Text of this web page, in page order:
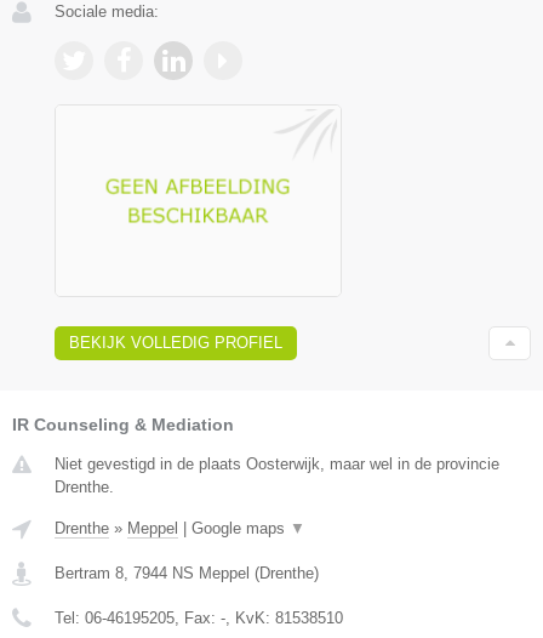
Sociale media:
BEKIJK VOLLEDIG PROFIEL
IR Counseling & Mediation
Niet gevestigd in de plaats Oosterwijk, maar wel in de provincie
Drenthe.
Drenthe » Meppel Google maps ▼
Bertram 8 7944 NS Meppel (Drenthe)
Tel: 06-46195205 , Fax: - , KvK: 81538510